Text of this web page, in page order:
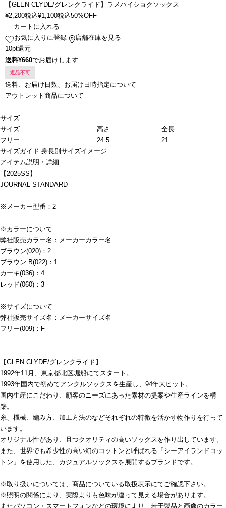
【GLEN CLYDE/グレンクライド】ラメハイショクソックス
¥2,200税込¥1,100税込50%OFF
カートに入れる
お気に入りに登録
店舗在庫を見る
10pt還元
送料¥660でお届けします
返品不可
送料、お届け日数、お届け日時指定について
アウトレット商品について
サイズ
サイズ
高さ
全長
フリー
24.5
21
サイズガイド 身長別サイズイメージ
アイテム説明・詳細
【2025SS】
JOURNAL STANDARD
※メーカー型番：2
※カラーについて
弊社販売カラー名：メーカーカラー名
ブラウン(020)：2
ブラウン B(022)：1
カーキ(036)：4
レッド(060)：3
※サイズについて
弊社販売サイズ名：メーカーサイズ名
フリー(009)：F
【GLEN CLYDE/グレンクライド】
1992年11月、東京都北区堀船にてスタート。
1993年国内で初めてアンクルソックスを生産し、94年大ヒット。
国内生産にこだわり、顧客のニーズにあった素材の提案や生産ラインを構
築。
糸、機械、編み方、加工方法のなどそれぞれの特徴を活かす物作りを行って
います。
オリジナル性があり、且つクオリティの高いソックスを作り出しています。
また、世界でも希少性の高い幻のコットンと呼ばれる「シーアイランドコッ
トン」を使用した、カジュアルソックスを展開するブランドです。
※取り扱いについては、商品についている取扱表示にてご確認下さい。
※照明の関係により、実際よりも色味が違って見える場合があります。
またパソコン・スマートフォンなどの環境により、若干製品と画像のカラー